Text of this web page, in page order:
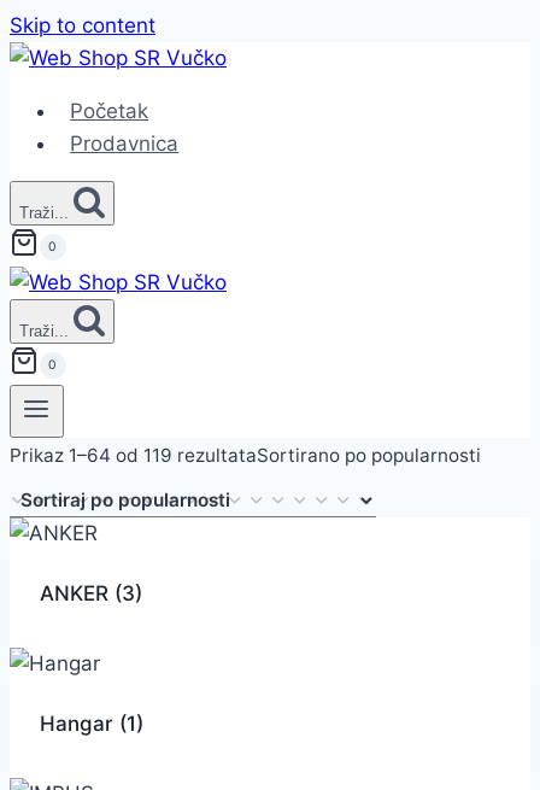
Skip to content
Početak
Prodavnica
Traži...
0
Traži...
0
Prikaz 1–64 od 119 rezultataSortirano po popularnosti
ANKER (3)
Hangar (1)